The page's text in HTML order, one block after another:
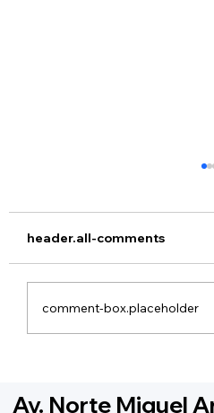
XIV Congresso
header.all-comments
comment-box.placeholder
Av. Norte Miguel